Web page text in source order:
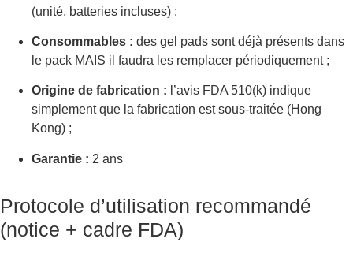
(unité, batteries incluses) ;
Consommables : des gel pads sont déjà présents dans
le pack MAIS il faudra les remplacer périodiquement ;
Origine de fabrication : l’avis FDA 510(k) indique
simplement que la fabrication est sous-traitée (Hong
Kong) ;
Garantie : 2 ans
Protocole d’utilisation recommandé
(notice + cadre FDA)